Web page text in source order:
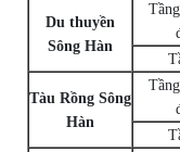
Du thuyền
Sông Hàn
Tàu Rồng Sông
Hàn